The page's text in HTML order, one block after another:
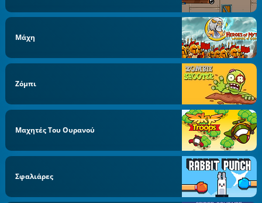
Μάχη
Ζόμπι
Μαχητές Του Ουρανού
Σφαλιάρες